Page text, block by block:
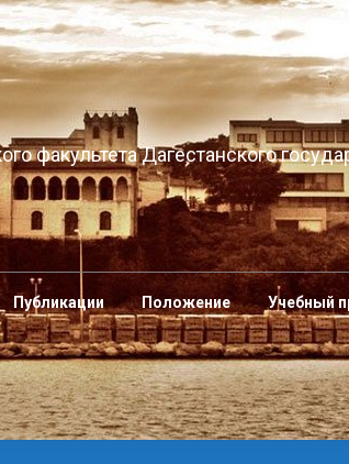
факультета Дагестанского
Публикации Положение Учебный